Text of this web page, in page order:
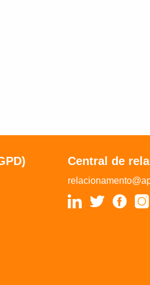
Central de